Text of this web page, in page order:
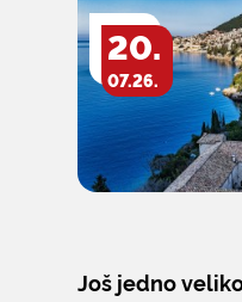
20.
07.26.
Još jedno